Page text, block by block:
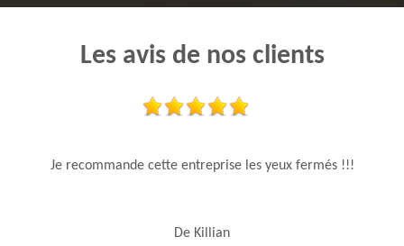
Les avis de nos clients
Je recommande cette entreprise les yeux fermés !!!
De Killian